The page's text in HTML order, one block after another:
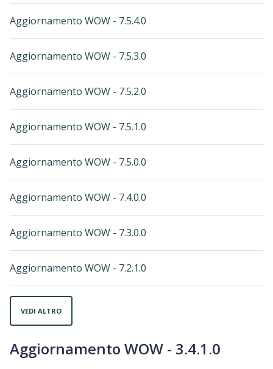
Aggiornamento WOW - 7.5.4.0
Aggiornamento WOW - 7.5.3.0
Aggiornamento WOW - 7.5.2.0
Aggiornamento WOW - 7.5.1.0
Aggiornamento WOW - 7.5.0.0
Aggiornamento WOW - 7.4.0.0
Aggiornamento WOW - 7.3.0.0
Aggiornamento WOW - 7.2.1.0
VEDI ALTRO
Aggiornamento WOW - 3.4.1.0